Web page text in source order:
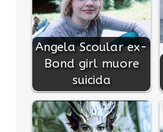
Angela Scoular ex-
Bond girl muore
suicida